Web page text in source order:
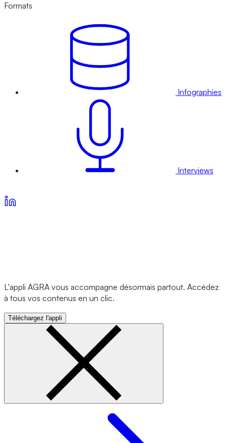
Formats
Infographies
Interviews
L'appli AGRA vous accompagne désormais partout. Accédez
à tous vos contenus en un clic.
Téléchargez l'appli